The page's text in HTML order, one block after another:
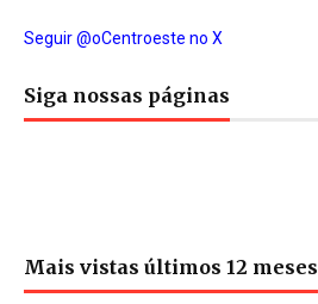
Seguir @oCentroeste no X
Siga nossas páginas
Mais vistas últimos 12 meses